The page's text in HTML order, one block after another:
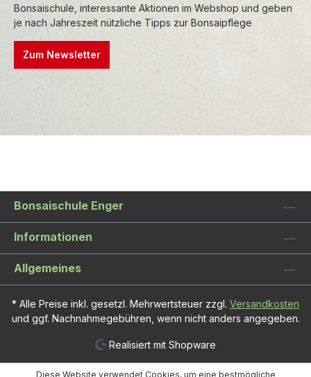
Bonsaischule, interessante Aktionen im Webshop und geben
je nach Jahreszeit nützliche Tipps zur Bonsaipflege
Zum Newsletter
Bonsaischule Enger
Informationen
Allgemeines
* Alle Preise inkl. gesetzl. Mehrwertsteuer zzgl. Versandkosten
und ggf. Nachnahmegebühren, wenn nicht anders angegeben.
Realisiert mit Shopware
Diese Website verwendet Cookies, um eine bestmögliche